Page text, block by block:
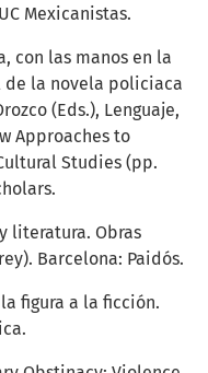
Mexicanistas.
con las manos en la
la novela policiaca
(Eds.), Lenguaje,
Approaches to
Studies (pp.
literatura. Obras
Barcelona: Paidós.
figura a la ficción.